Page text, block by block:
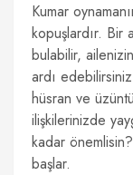
Kumar
kopuşlardır. Bir
bulabilir,
ardı
hüsran ve
ilişkilerinizde
kadar
başlar.